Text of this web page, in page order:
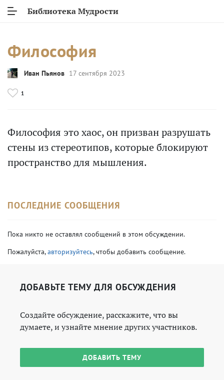
Библиотека Мудрости
Философия
Иван Пьянов 17 сентября 2023
1
Философия это хаос, он призван разрушать
стены из стереотипов, которые блокируют
пространство для мышления.
ПОСЛЕДНИЕ СООБЩЕНИЯ
Пока никто не оставлял сообщений в этом обсуждении.
Пожалуйста,авторизуйтесь, чтобы добавить сообщение.
ДОБАВЬТЕ ТЕМУ ДЛЯ ОБСУЖДЕНИЯ
Создайте обсуждение, расскажите, что вы
думаете, и узнайте мнение других участников.
ДОБАВИТЬ ТЕМУ